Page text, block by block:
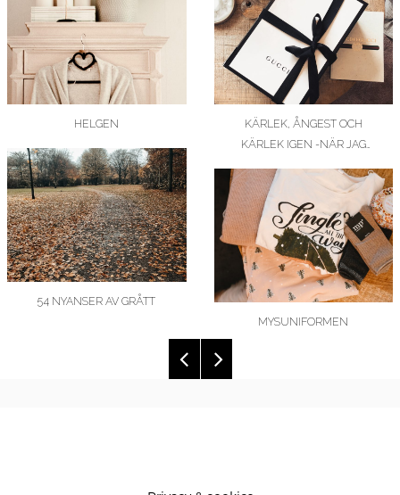
HELGEN
54 NYANSER AV GRÅTT
KÄRLEK, ÅNGEST OCH
KÄRLEK IGEN -NÄR JAG
MYSUNIFORMEN